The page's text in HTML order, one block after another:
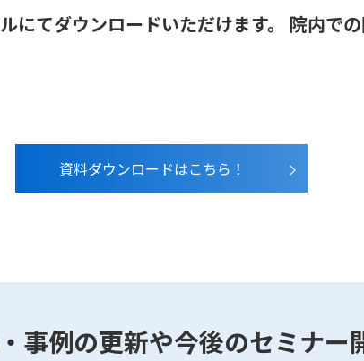
てダウンロードいただけます。 院内での
資料ダウンロードはこちら！
事例の更新や今後のセミナー